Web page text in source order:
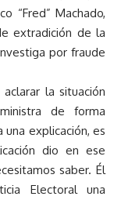
“Fred” Machado,
extradición de la
por fraude
la situación
de forma
una explicación, es
dio en ese
saber. Él
Electoral una